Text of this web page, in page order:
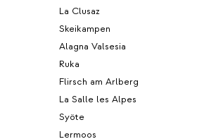
La Clusaz
Skeikampen
Alagna Valsesia
Ruka
Flirsch am Arlberg
La Salle les Alpes
Syöte
Lermoos